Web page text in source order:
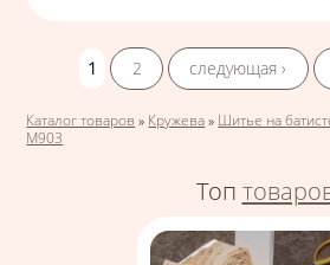
1
2 следующая ›
Вы здесь
Каталог товаров » Кружева » Шитье на
М903
Топ